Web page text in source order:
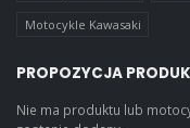
Motocykle Kawasaki
PROPOZYCJA
Nie ma produktu lub